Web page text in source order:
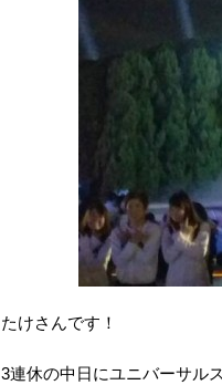
たけさんです！
3連休の中日にユニバーサル